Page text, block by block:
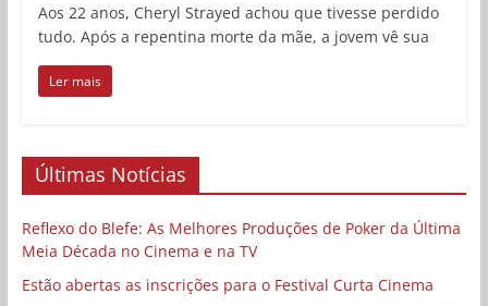
Aos 22 anos, Cheryl Strayed achou que tivesse perdido
tudo. Após a repentina morte da mãe, a jovem vê sua
Ler mais
Últimas Notícias
Reflexo do Blefe: As Melhores Produções de Poker da Última
Meia Década no Cinema e na TV
Estão abertas as inscrições para o Festival Curta Cinema